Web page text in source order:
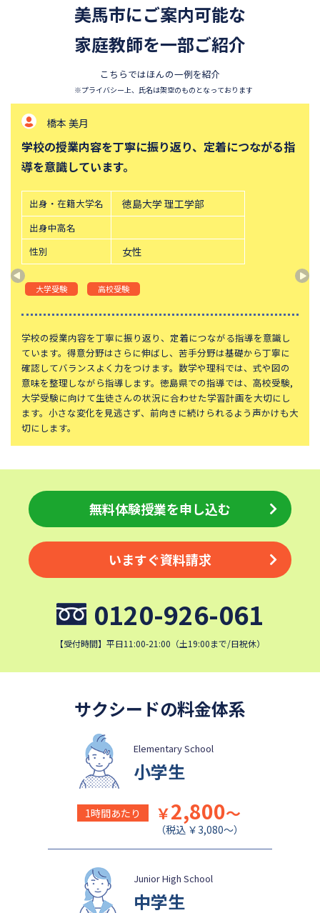
北嶺中学校
白百合学園中学校
サレジオ学院中学校
東邦大学付属東邦中学校
東京農業大学第一高等学校中
立教新座中学校
桐朋中学校
東京都市大学付属中学校
三田国際科学学園中学校
青山学院中等部
帝塚山中学校
中央大学附属横浜中学校
六甲学院中学校
青山学院横浜英和中学校
東山中学校
山手学院中学校
函館ラ・サール中学校
城北中学校
神奈川大学附属中学校
法政大学第二中学校
品川女子学院中等部
東京都立桜修館中等教育学校
学習院中等科
頌栄女子学院中学校
田園調布学園中等部
江戸川学園取手中学校
山脇学園中学校
恵泉女学園中学校
千代田区立九段中等教育学校
大妻中学校
中央大学附属中学校
桐蔭学園中等教育学校
獨協中学校
国府台女子学院中学部
平塚中等教育学校
埼玉栄中学校
城北埼玉中学校
かえつ有明中学校
浦和ルーテル学院中学校
昭和学院中学校
目黒日本大学中学校
帝塚山学院中学校
成蹊中学校
清泉女学院中学校
西武学園文理中学校
実践女子学園中学校
鎌倉女学院中学校
成城学園中学校
日本大学豊山中学校
美馬市にご案内可能な
家庭教師を一部ご紹介
こちらではほんの一例を紹介
※プライバシー上、氏名は架空のものとなっております
橋本 美月
学校の授業内容を丁寧に振り返り、定着につながる指
導を意識しています。
出身・在籍大学名 徳島大学 理工学部
出身中高名
性別
女性
大学受験 高校受験
学校の授業内容を丁寧に振り返り、定着につながる指導を意識し
ています。得意分野はさらに伸ばし、苦手分野は基礎から丁寧に
確認してバランスよく力をつけます。数学や理科では、式や図の
意味を整理しながら指導します。徳島県での指導では、高校受験,
大学受験に向けて生徒さんの状況に合わせた学習計画を大切にし
ます。小さな変化を見逃さず、前向きに続けられるよう声かけも大
切にします。
無料体験授業を申し込む
いますぐ資料請求
0120-926-061
【受付時間】平日11:00-21:00（土19:00まで/日祝休）
サクシードの料金体系
Elementary School
小学生
1時間あたり ￥2,800～
（税込 ￥3,080～）
Junior High School
中学生